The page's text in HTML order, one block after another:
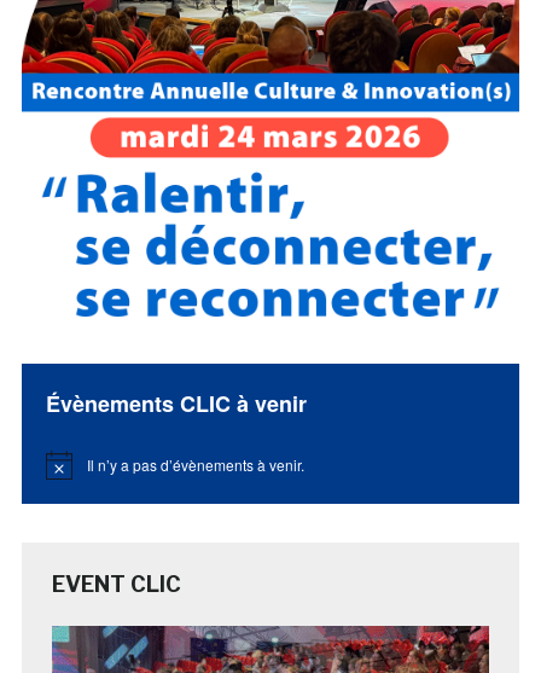
Évènements CLIC à venir
Notice Il n’y a pas d’évènements à venir.
EVENT CLIC